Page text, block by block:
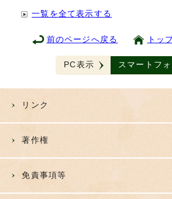
所駄知支所
1341番地の3
〒509-5115 土岐市肥田町
肥田1697番地の4
街路公園
事務所
一覧を全て表示する
前のページへ戻る トッ
PC表示 スマートフ
リンク
著作権
免責事項等